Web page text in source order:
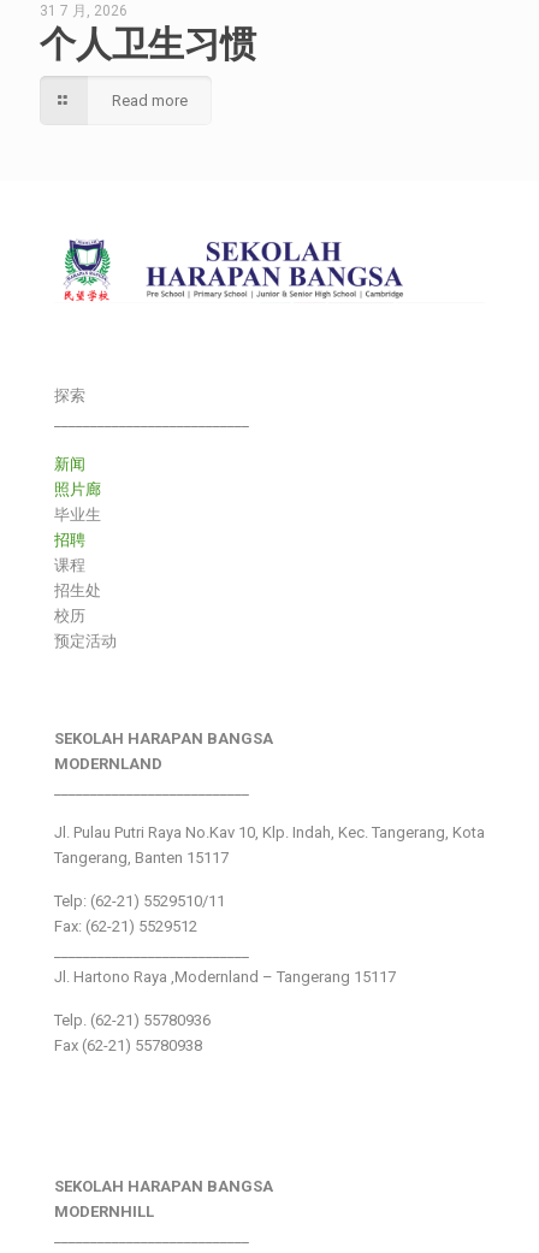
31 7 月, 2026
个人卫生习惯
Read more
探索
新闻
照片廊
毕业生
招聘
课程
招生处
校历
预定活动
SEKOLAH HARAPAN BANGSA
MODERNLAND
Jl. Pulau Putri Raya No.Kav 10, Klp. Indah, Kec. Tangerang, Kota
Tangerang, Banten 15117
Telp: (62-21) 5529510/11
Fax: (62-21) 5529512
Jl. Hartono Raya ,Modernland – Tangerang 15117
Telp. (62-21) 55780936
Fax (62-21) 55780938
SEKOLAH HARAPAN BANGSA
MODERNHILL